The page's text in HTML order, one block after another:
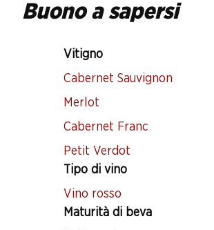
Buono a sapersi
Vitigno
Cabernet Sauvignon
Merlot
Cabernet Franc
Petit Verdot
Tipo di vino
Vino rosso
Maturità di beva